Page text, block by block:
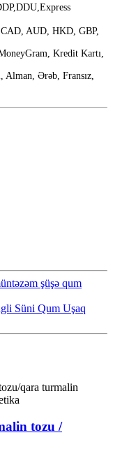
CAD, AUD, HKD, GBP,
Kredit Kartı,
Alman, Ərəb, Fransız,
şüşə qum
Süni Qum Uşaq
tozu /